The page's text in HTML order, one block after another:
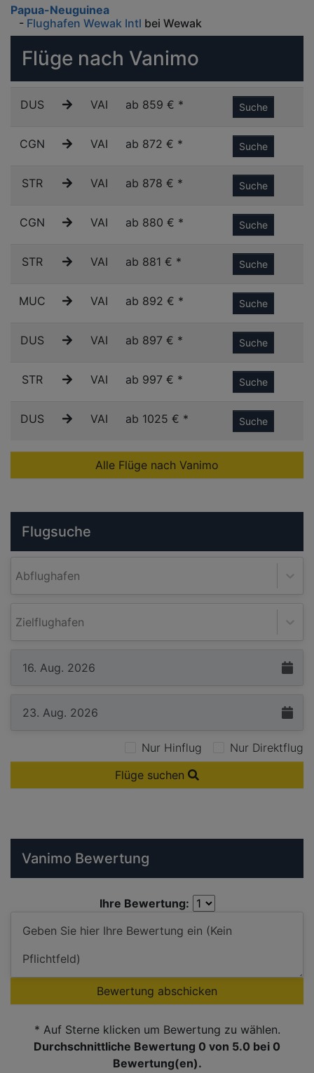
Papua-Neuguinea
- Flughafen Wewak Intl bei Wewak
Flüge nach Vanimo
DUS VAI ab 859 € * Suche
CGN VAI ab 872 € * Suche
STR VAI ab 878 € * Suche
CGN VAI ab 880 € * Suche
STR VAI ab 881 € * Suche
MUC VAI ab 892 € * Suche
DUS VAI ab 897 € * Suche
STR VAI ab 997 € * Suche
DUS VAI ab 1025 € * Suche
Alle Flüge nach Vanimo
Flugsuche
Abflughafen
Zielflughafen
Nur Hinflug
Nur Direktflug
Flüge suchen
Vanimo Bewertung
Ihre Bewertung:
Bewertung abschicken
* Auf Sterne klicken um Bewertung zu wählen.
Durchschnittliche Bewertung 0 von 5.0 bei 0
Bewertung(en).